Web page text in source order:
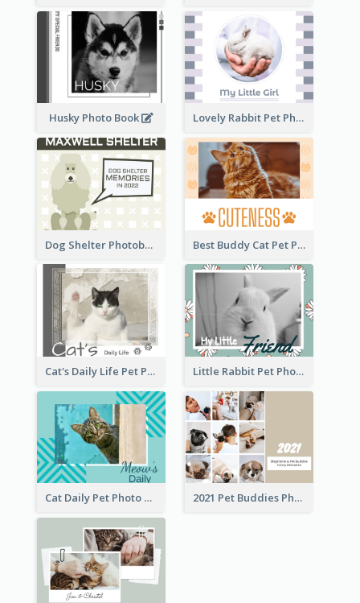
Husky Photo Book Lovely Rabbit Pet Photo Book
Dog Shelter Photobook Diagram Best Buddy Cat Pet Photo Book
Cat's Daily Life Pet Photo Book Little Rabbit Pet Photo Book
Cat Daily Pet Photo Book Details 2021 Pet Buddies Photo Book